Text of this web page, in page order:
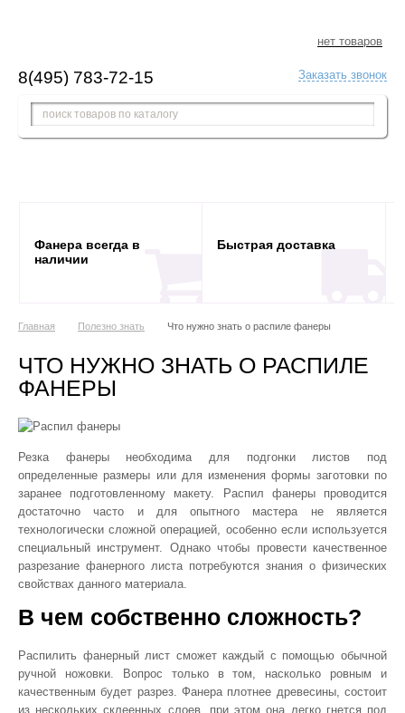
8(495) 783-72-15 Заказать звонок
нет товаров
Фанера всегда в
наличии
Быстрая доставка
Главная Полезно знать Что нужно знать о распиле фанеры
ЧТО НУЖНО ЗНАТЬ О РАСПИЛЕ
ФАНЕРЫ
Резка фанеры необходима для подгонки листов под
определенные размеры или для изменения формы заготовки по
заранее подготовленному макету. Распил фанеры проводится
достаточно часто и для опытного мастера не является
технологически сложной операцией, особенно если используется
специальный инструмент. Однако чтобы провести качественное
разрезание фанерного листа потребуются знания о физических
свойствах данного материала.
В чем собственно сложность?
Распилить фанерный лист сможет каждый с помощью обычной
ручной ножовки. Вопрос только в том, насколько ровным и
качественным будет разрез. Фанера плотнее древесины, состоит
из нескольких склеенных слоев, при этом она легко гнется под